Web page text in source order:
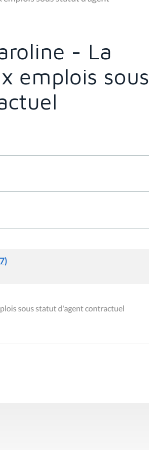
- La
emplois sous
sous statut d'agent contractuel